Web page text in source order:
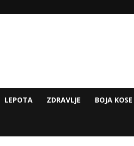
LEPOTA ZDRAVLJE BOJA KOSE